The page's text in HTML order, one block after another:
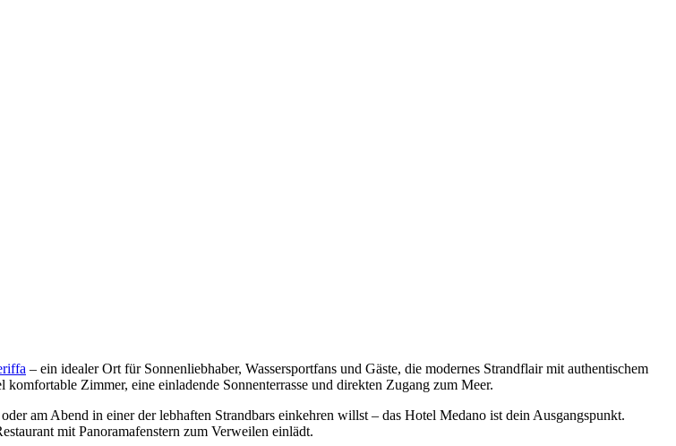
– ein idealer Ort für Sonnenliebhaber, Wassersportfans und Gäste, die modernes Strandflair mit authentischem
Zimmer, eine einladende Sonnenterrasse und direkten Zugang zum Meer.
am Abend in einer der lebhaften Strandbars einkehren willst – das Hotel Medano ist dein Ausgangspunkt.
mit Panoramafenstern zum Verweilen einlädt.